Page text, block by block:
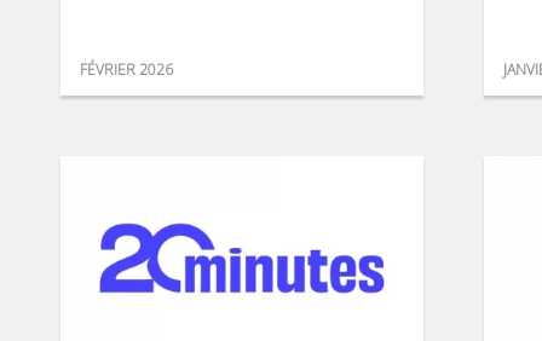
FÉVRIER 2026